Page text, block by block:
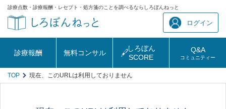
診療点数・診療報酬・レセプト・処方箋のことを調べるならしろぼんねっと
ログイン
診療報酬 無料コンサル
しろぼん
SCORE
Q&A
コミュニティー
TOP 現在、このURLは利用しておりません